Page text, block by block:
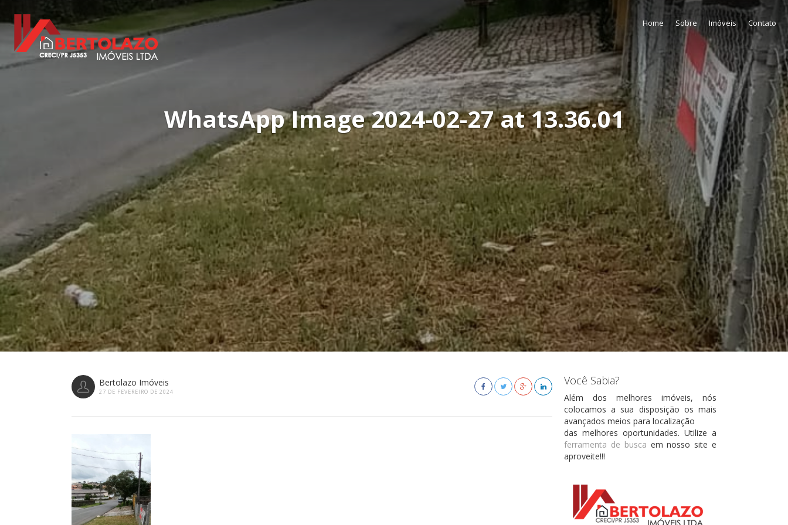
WhatsApp Image 2024-02-27 at 13.36.01
Home Sobre Imóveis Contato
Bertolazo Imóveis
27 DE FEVEREIRO DE 2024
Você Sabia?
Além dos melhores imóveis, nós
colocamos a sua disposição os mais
avançados meios para localização
das melhores oportunidades. Utilize a
ferramenta de busca em nosso site e
aproveite!!!